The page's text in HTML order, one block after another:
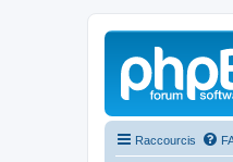
Raccourcis